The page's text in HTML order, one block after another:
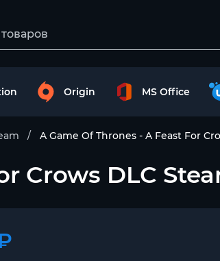
Origin MS Office
A Game Of Thrones - A Feast For
Crows DLC